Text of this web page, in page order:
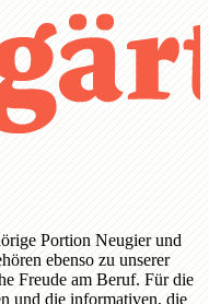
Portion Neugier und
ebenso zu unserer
Freude am Beruf. Für die
und die informativen, die